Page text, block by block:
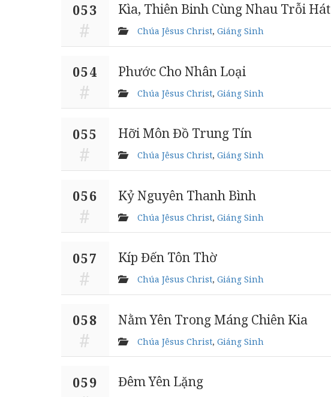
053 Kìa, Thiên Binh Cùng Nhau Trỗi Hát
Chúa Jêsus Christ, Giáng Sinh
054 Phước Cho Nhân Loại
Chúa Jêsus Christ, Giáng Sinh
055 Hỡi Môn Đồ Trung Tín
Chúa Jêsus Christ, Giáng Sinh
056 Kỷ Nguyên Thanh Bình
Chúa Jêsus Christ, Giáng Sinh
057 Kíp Đến Tôn Thờ
Chúa Jêsus Christ, Giáng Sinh
058 Nằm Yên Trong Máng Chiên Kia
Chúa Jêsus Christ, Giáng Sinh
059 Đêm Yên Lặng